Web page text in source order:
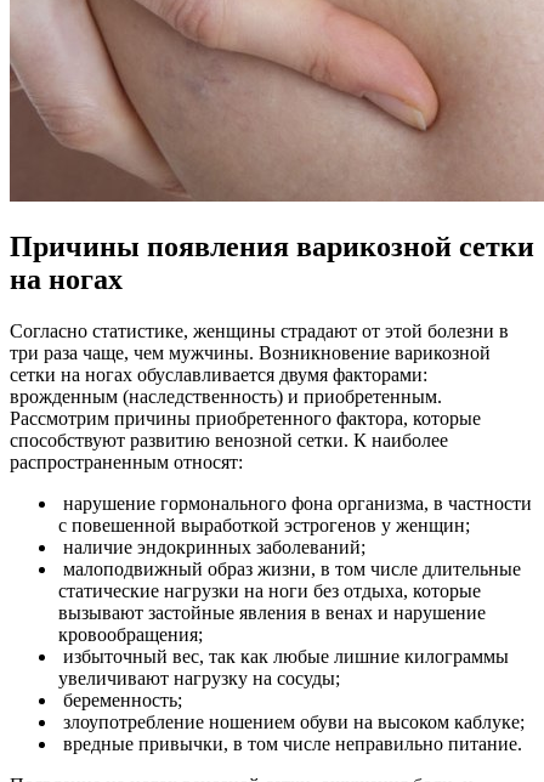
Причины появления варикозной сетки
на ногах
Согласно статистике, женщины страдают от этой болезни в
три раза чаще, чем мужчины. Возникновение варикозной
сетки на ногах обуславливается двумя факторами:
врожденным (наследственность) и приобретенным.
Рассмотрим причины приобретенного фактора, которые
способствуют развитию венозной сетки. К наиболее
распространенным относят:
нарушение гормонального фона организма, в частности
с повешенной выработкой эстрогенов у женщин;
наличие эндокринных заболеваний;
малоподвижный образ жизни, в том числе длительные
статические нагрузки на ноги без отдыха, которые
вызывают застойные явления в венах и нарушение
кровообращения;
избыточный вес, так как любые лишние килограммы
увеличивают нагрузку на сосуды;
беременность;
злоупотребление ношением обуви на высоком каблуке;
вредные привычки, в том числе неправильно питание.